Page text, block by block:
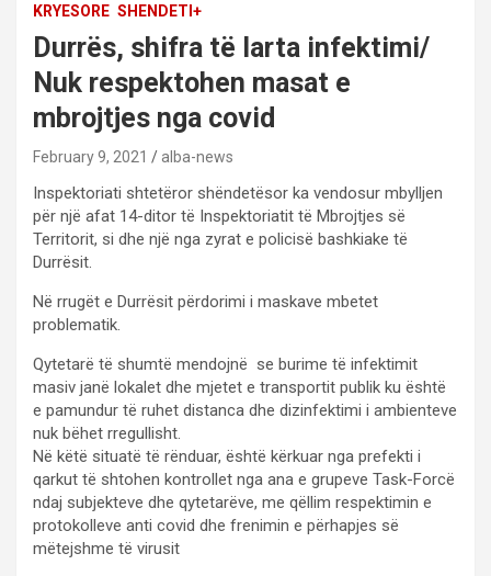
KRYESORE SHENDETI+
Durrës, shifra të larta infektimi/
Nuk respektohen masat e
mbrojtjes nga covid
February 9, 2021 alba-news
Inspektoriati shtetëror shëndetësor ka vendosur mbylljen
për një afat 14-ditor të Inspektoriatit të Mbrojtjes së
Territorit, si dhe një nga zyrat e policisë bashkiake të
Durrësit.
Në rrugët e Durrësit përdorimi i maskave mbetet
problematik.
Qytetarë të shumtë mendojnë se burime të infektimit
masiv janë lokalet dhe mjetet e transportit publik ku është
e pamundur të ruhet distanca dhe dizinfektimi i ambienteve
nuk bëhet rregullisht.
Në këtë situatë të rënduar, është kërkuar nga prefekti i
qarkut të shtohen kontrollet nga ana e grupeve Task-Forcë
ndaj subjekteve dhe qytetarëve, me qëllim respektimin e
protokolleve anti covid dhe frenimin e përhapjes së
mëtejshme të virusit